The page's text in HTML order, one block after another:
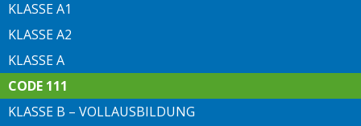
KLASSE A1
KLASSE A2
KLASSE A
CODE 111
KLASSE B – VOLLAUSBILDUNG